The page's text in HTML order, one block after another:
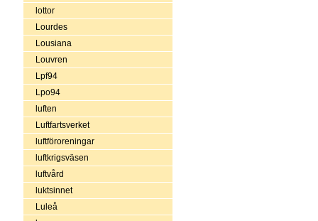
lottor
Lourdes
Lousiana
Louvren
Lpf94
Lpo94
luften
Luftfartsverket
luftföroreningar
luftkrigsväsen
luftvård
luktsinnet
Luleå